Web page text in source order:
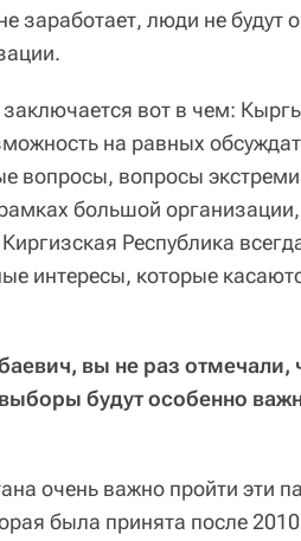
заработает, люди не будут
вот в чем:
на равных
вопросы, вопросы
большой
Республика
интересы, которые
вы не раз отмечали,
будут особенно
очень важно пройти эти
была принята после